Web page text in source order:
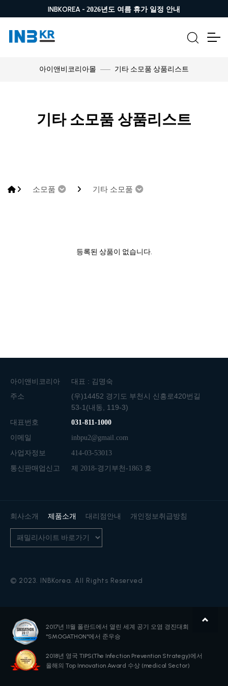
INBKOREA - 2026년도 여름 휴가 일정 안내
아이앤비코리아몰 기타 소모품 상품리스트
기타 소모품 상품리스트
소모품 기타 소모품
등록된 상품이 없습니다.
아이앤비코리아
대표 : 김명숙
주소
(우)14452 경기도 부천시 신흥로420번길
53-1(내동, 119-3)
대표번호
031-811-1000
이메일 inbpu2@gmail.com
사업자정보 414-03-53013
통신판매업신고 제 2018-경기부천-1863 호
회사소개 제품소개 대리점안내 개인정보취급방침
© 2023. INBKorea. All Rights Reserved
2017년 11월 폴란드에서 열린 세계 공기 오염 경진대회
"SMOGATHON"에서 준우승
2018년 영국 TIPS(The Infection Prevention Strategy)에서
올해의 Top Innovation Award 수상 (medical Sector)